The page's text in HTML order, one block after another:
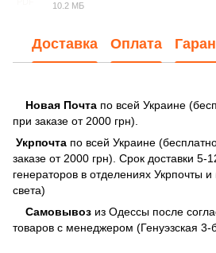
10.2 МБ
Доставка Оплата
Новая Почта по всей Украине
при заказе от 2000 грн).
Укрпочта по всей Украине
заказе от 2000 грн). Срок доставки 5-
генераторов в отделениях Укрпочты
света)
Самовывоз из Одессы после
товаров с менеджером (Генуэзская 3-